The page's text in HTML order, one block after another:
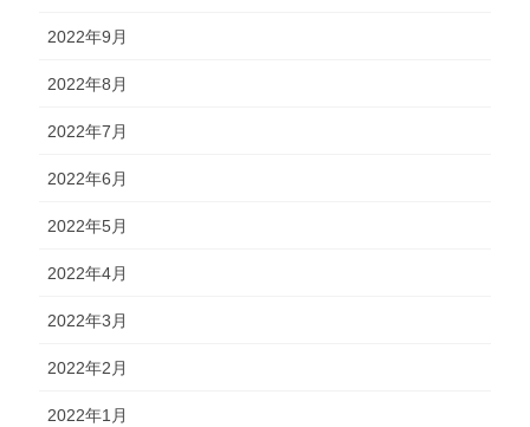
2022年9月
2022年8月
2022年7月
2022年6月
2022年5月
2022年4月
2022年3月
2022年2月
2022年1月